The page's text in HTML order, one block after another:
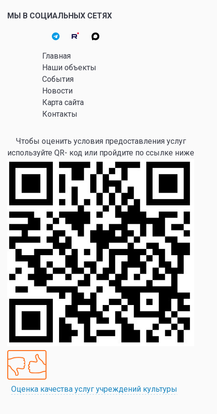
МЫ В СОЦИАЛЬНЫХ СЕТЯХ
Главная
Наши объекты
События
Новости
Карта сайта
Контакты
Чтобы оценить условия предоставления услуг
используйте QR- код или пройдите по ссылке ниже
Оценка качества услуг учреждений культуры